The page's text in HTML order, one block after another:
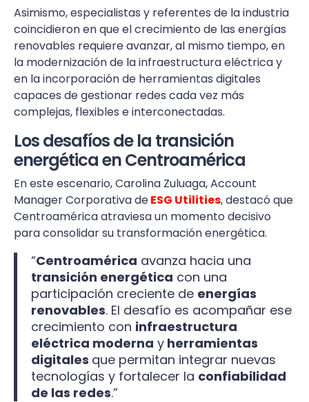
Asimismo, especialistas y referentes de la industria
coincidieron en que el crecimiento de las energías
renovables requiere avanzar, al mismo tiempo, en
la modernización de la infraestructura eléctrica y
en la incorporación de herramientas digitales
capaces de gestionar redes cada vez más
complejas, flexibles e interconectadas.
Los desafíos de la transición
energética en Centroamérica
En este escenario, Carolina Zuluaga, Account
Manager Corporativa deESG Utilities, destacó que
Centroamérica atraviesa un momento decisivo
para consolidar su transformación energética.
“Centroamérica avanza hacia una
transición energética con una
participación creciente de energías
renovables. El desafío es acompañar ese
crecimiento con infraestructura
eléctrica moderna y herramientas
digitales que permitan integrar nuevas
tecnologías y fortalecer la confiabilidad
de las redes.”